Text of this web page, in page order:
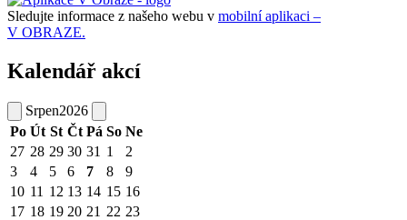
Sledujte informace z našeho webu v mobilní aplikaci –
V OBRAZE.
Kalendář akcí
Srpen2026
Po Út St Čt Pá So Ne
27 28 29 30 31 1
2
3
4 5 6 7 8
9
10 11 12 13 14 15 16
17 18 19 20 21 22 23